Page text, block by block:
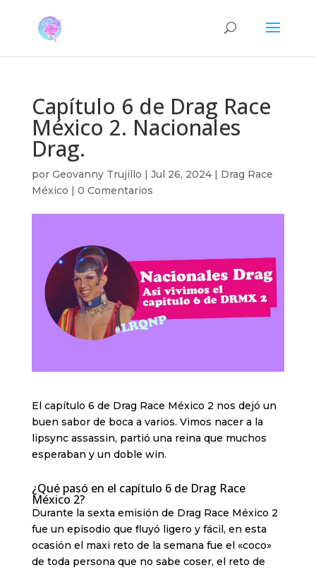
Capítulo 6 de Drag Race
México 2. Nacionales
Drag.
por Geovanny Trujillo | Jul 26, 2024| Drag Race
México | 0 Comentarios
El capítulo 6 de Drag Race México 2 nos dejó un
buen sabor de boca a varios. Vimos nacer a la
lipsync assassin, partió una reina que muchos
esperaban y un doble win.
¿Qué pasó en el capítulo 6 de Drag Race
México 2?
Durante la sexta emisión de Drag Race México 2
fue un episodio que fluyó ligero y fácil, en esta
ocasión el maxi reto de la semana fue el «coco»
de toda persona que no sabe coser, el reto de